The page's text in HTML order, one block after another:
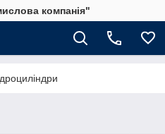
компанія"